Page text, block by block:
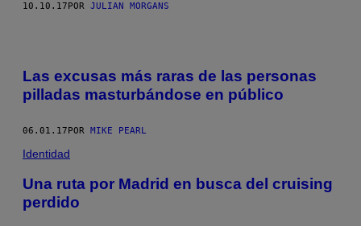
10.10.17 POR JULIAN MORGANS
Las excusas más raras de las personas
pilladas masturbándose en público
06.01.17POR MIKE PEARL
Identidad
Una ruta por Madrid en busca del cruising
perdido